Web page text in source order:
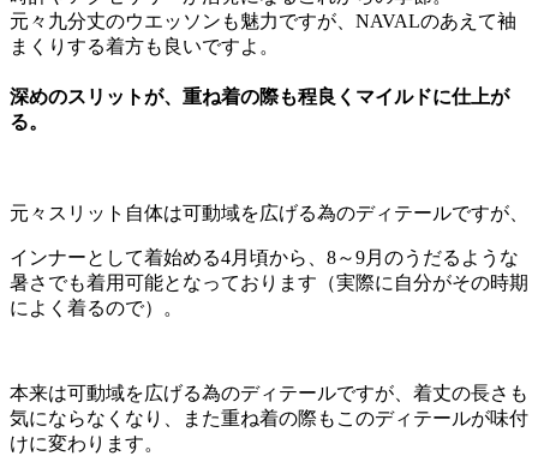
元々九分丈のウエッソンも魅力ですが、NAVALのあえて袖
まくりする着方も良いですよ。
深めのスリットが、重ね着の際も程良くマイルドに仕上が
る。
元々スリット自体は可動域を広げる為のディテールですが、
インナーとして着始める4月頃から、8～9月のうだるような
暑さでも着用可能となっております（実際に自分がその時期
によく着るので）。
本来は可動域を広げる為のディテールですが、着丈の長さも
気にならなくなり、また重ね着の際もこのディテールが味付
けに変わります。